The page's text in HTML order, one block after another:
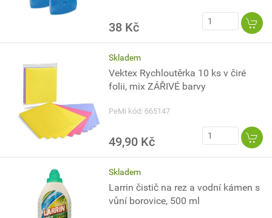
38 Kč
Skladem
Vektex Rychloutěrka 10 ks v čiré
folii, mix ZÁŘIVÉ barvy
PeMi kód: 665147
49,90 Kč
Skladem
Larrin čistič na rez a vodní kámen s
vůní borovice, 500 ml